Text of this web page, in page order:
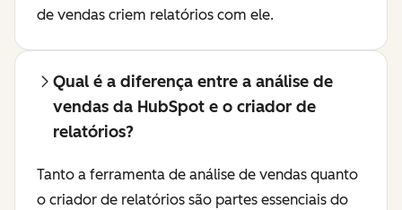
de vendas criem relatórios com ele.
Qual é a diferença entre a análise de
vendas da HubSpot e o criador de
relatórios?
Tanto a ferramenta de análise de vendas quanto
o criador de relatórios são partes essenciais do